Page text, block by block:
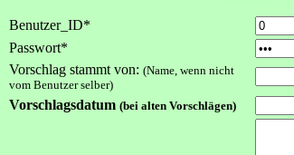
Benutzer_ID*
Passwort*
Vorschlag stammt von: (Name, wenn nicht
vom Benutzer selber)
Vorschlagsdatum (bei alten Vorschlägen)